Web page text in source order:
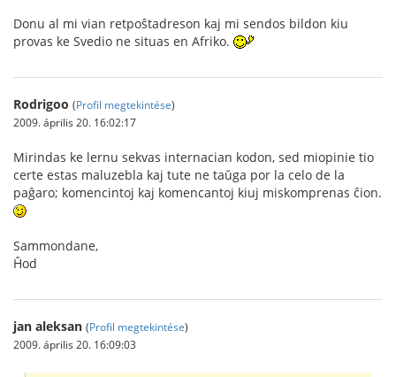
Donu al mi vian retpoŝtadreson kaj mi sendos bildon kiu
provas ke Svedio ne situas en Afriko.
Rodrigoo (Profil megtekintése)
2009. április 20. 16:02:17
Mirindas ke lernu sekvas internacian kodon, sed miopinie tio
certe estas maluzebla kaj tute ne taŭga por la celo de la
paĝaro; komencintoj kaj komencantoj kiuj miskomprenas ĉion.
Sammondane,
Ĥod
jan aleksan (Profil megtekintése)
2009. április 20. 16:09:03